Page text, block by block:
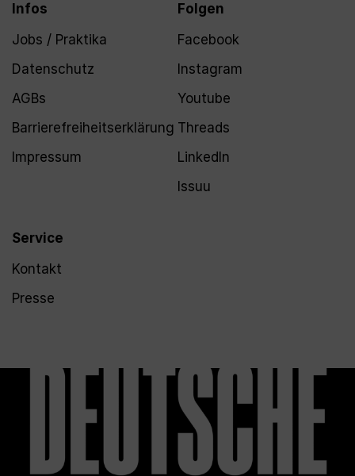
Infos
Jobs / Praktika
Datenschutz
AGBs
Barrierefreiheitserklärung
Impressum
Service
Kontakt
Presse
Folgen
Facebook
Instagram
Youtube
Threads
LinkedIn
Issuu